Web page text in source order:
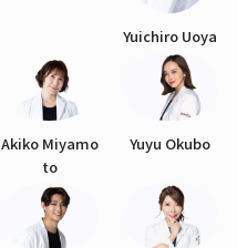
Yuichiro Uoya
Akiko Miyamo
to
Yuyu Okubo